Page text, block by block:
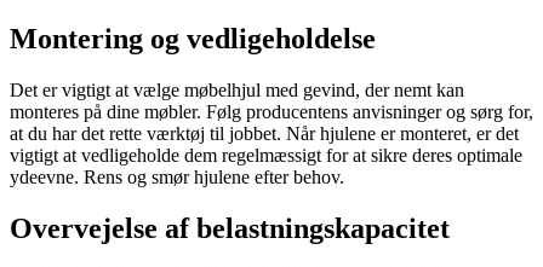
Montering og vedligeholdelse
Det er vigtigt at vælge møbelhjul med gevind, der nemt kan
monteres på dine møbler. Følg producentens anvisninger og sørg for,
at du har det rette værktøj til jobbet. Når hjulene er monteret, er det
vigtigt at vedligeholde dem regelmæssigt for at sikre deres optimale
ydeevne. Rens og smør hjulene efter behov.
Overvejelse af belastningskapacitet